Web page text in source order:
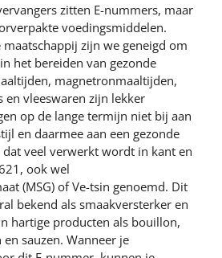
zitten E-nummers, maar
voedingsmiddelen.
zijn we geneigd om
het bereiden van gezonde
magnetronmaaltijden,
en vleeswaren zijn lekker
op de lange termijn niet bij aan
en daarmee aan een gezonde
dat veel verwerkt wordt in kant en
ook wel
(MSG) of Ve-tsin genoemd. Dit
bekend als smaakversterker en
hartige producten als bouillon,
sauzen. Wanneer je